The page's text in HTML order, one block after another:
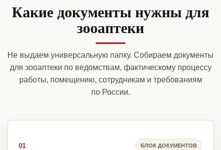
Какие документы нужны для
зооаптеки
Не выдаем универсальную папку. Собираем документы
для зооаптеки по ведомствам, фактическому процессу
работы, помещению, сотрудникам и требованиям
по России.
01 БЛОК ДОКУМЕНТОВ